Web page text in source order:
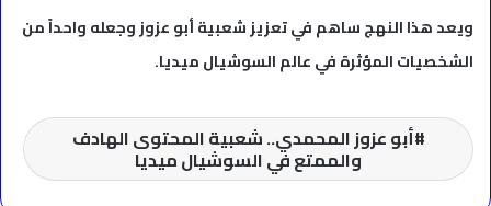
ويعد هذا النهج ساهم في تعزيز شعبية أبو عزوز وجعله واحداً من
الشخصيات المؤثرة في عالم السوشيال ميديا.
أبو عزوز المحمدي.. شعبية المحتوى الهادف
والممتع في السوشيال ميديا